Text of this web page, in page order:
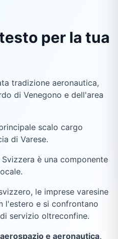
per la tua
tradizione aeronautica,
di Venegono e dell'area
scalo cargo
di Varese.
è una componente
le imprese varesine
l'estero e si confrontano
servizio oltreconfine.
aerospazio e aeronautica,